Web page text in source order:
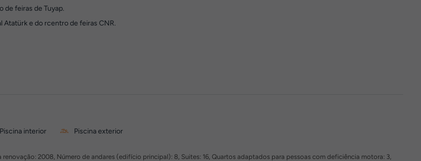
de feiras de Tuyap.
Atatürk e do rcentro de feiras CNR.
Piscina interior Piscina exterior
2008, Número de andares (edifício principal): 8, Suites: 16, Quartos adaptados para pessoas com deficiência motora: 3,